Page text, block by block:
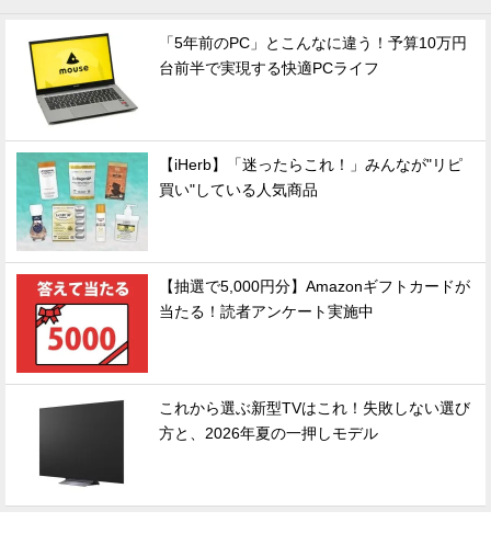
「5年前のPC」とこんなに違う！予算10万円
台前半で実現する快適PCライフ
【iHerb】「迷ったらこれ！」みんなが"リピ
買い"している人気商品
【抽選で5,000円分】Amazonギフトカードが
当たる！読者アンケート実施中
これから選ぶ新型TVはこれ！失敗しない選び
方と、2026年夏の一押しモデル